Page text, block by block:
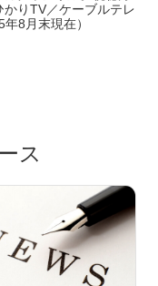
りTV／ケーブルテレ
8月末現在）
ス